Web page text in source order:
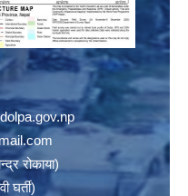
रोकाया)